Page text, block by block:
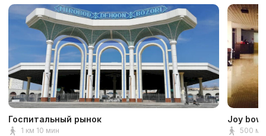
Госпитальный рынок
1 км 10 мин
Joy
500 м